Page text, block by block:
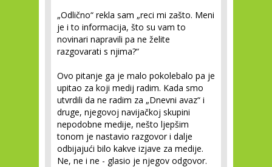
„Odlično“ rekla sam „reci mi zašto. Meni
je i to informacija, što su vam to
novinari napravili pa ne želite
razgovarati s njima?“
Ovo pitanje ga je malo pokolebalo pa je
upitao za koji medij radim. Kada smo
utvrdili da ne radim za „Dnevni avaz“ i
druge, njegovoj navijačkoj skupini
nepodobne medije, nešto ljepšim
tonom je nastavio razgovor i dalje
odbijajući bilo kakve izjave za medije.
Ne, ne i ne - glasio je njegov odgovor.